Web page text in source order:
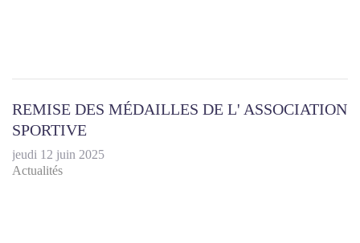
REMISE DES MÉDAILLES DE L' ASSOCIATION
SPORTIVE
jeudi 12 juin 2025
Actualités